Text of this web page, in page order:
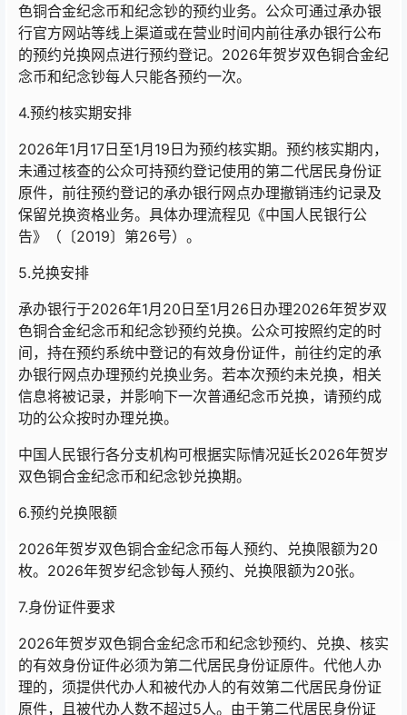
色铜合金纪念币和纪念钞的预约业务。公众可通过承办银
行官方网站等线上渠道或在营业时间内前往承办银行公布
的预约兑换网点进行预约登记。2026年贺岁双色铜合金纪
念币和纪念钞每人只能各预约一次。
4.预约核实期安排
2026年1月17日至1月19日为预约核实期。预约核实期内，
未通过核查的公众可持预约登记使用的第二代居民身份证
原件，前往预约登记的承办银行网点办理撤销违约记录及
保留兑换资格业务。具体办理流程见《中国人民银行公
告》（〔2019〕第26号）。
5.兑换安排
承办银行于2026年1月20日至1月26日办理2026年贺岁双
色铜合金纪念币和纪念钞预约兑换。公众可按照约定的时
间，持在预约系统中登记的有效身份证件，前往约定的承
办银行网点办理预约兑换业务。若本次预约未兑换，相关
信息将被记录，并影响下一次普通纪念币兑换，请预约成
功的公众按时办理兑换。
中国人民银行各分支机构可根据实际情况延长2026年贺岁
双色铜合金纪念币和纪念钞兑换期。
6.预约兑换限额
2026年贺岁双色铜合金纪念币每人预约、兑换限额为20
枚。2026年贺岁纪念钞每人预约、兑换限额为20张。
7.身份证件要求
2026年贺岁双色铜合金纪念币和纪念钞预约、兑换、核实
的有效身份证件必须为第二代居民身份证原件。代他人办
理的，须提供代办人和被代办人的有效第二代居民身份证
原件，且被代办人数不超过5人。由于第二代居民身份证